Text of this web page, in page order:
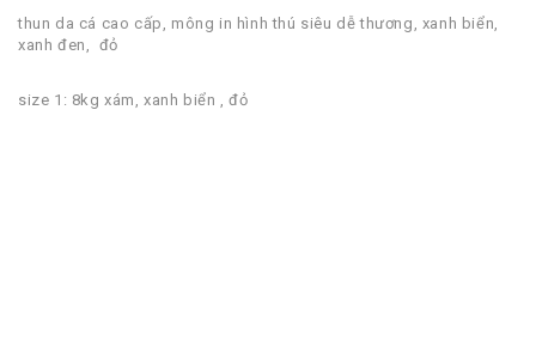
thun da cá cao cấp, mông in hình thú siêu dễ thương, xanh biển,
xanh đen, đỏ
size 1: 8kg xám, xanh biển , đỏ